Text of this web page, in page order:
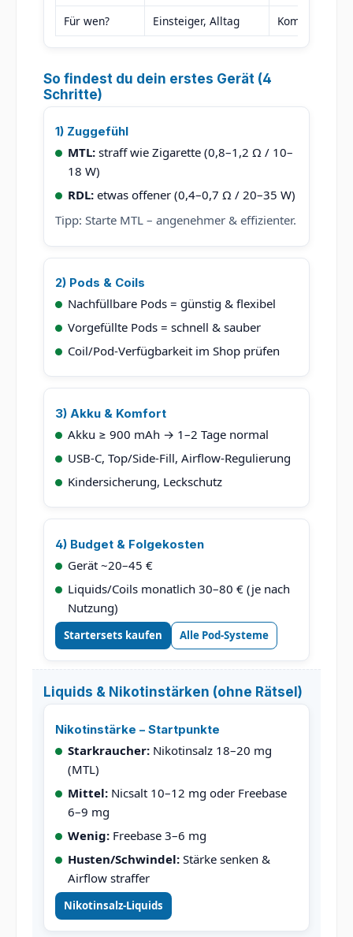
Für wen?
Einsteiger, Alltag Komfort-Fans
So findest du dein erstes Gerät (4
Schritte)
1) Zuggefühl
MTL: straff wie Zigarette (0,8–1,2 Ω / 10–
18 W)
RDL: etwas offener (0,4–0,7 Ω / 20–35 W)
Tipp: Starte MTL – angenehmer & effizienter.
2) Pods & Coils
Nachfüllbare Pods = günstig & flexibel
Vorgefüllte Pods = schnell & sauber
Coil/Pod-Verfügbarkeit im Shop prüfen
3) Akku & Komfort
Akku ≥ 900 mAh → 1–2 Tage normal
USB-C, Top/Side-Fill, Airflow-Regulierung
Kindersicherung, Leckschutz
4) Budget & Folgekosten
Gerät ~20–45 €
Liquids/Coils monatlich 30–80 € (je nach
Nutzung)
Startersets kaufen Alle Pod-Systeme
Liquids & Nikotinstärken (ohne Rätsel)
Nikotinstärke – Startpunkte
Starkraucher: Nikotinsalz 18–20 mg
(MTL)
Mittel: Nicsalt 10–12 mg oder Freebase
6–9 mg
Wenig: Freebase 3–6 mg
Husten/Schwindel: Stärke senken &
Airflow straffer
Nikotinsalz-Liquids